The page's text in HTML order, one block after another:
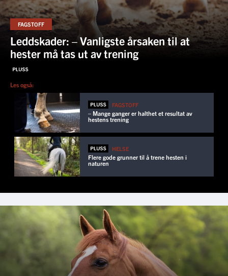
FAGSTOFF
Leddskader: – Vanligste årsaken til at
hester må tas ut av trening
Les også:
FAGSTOFF
– Mange ganger er halthet et resultat av
hestens trening
HELSE
Flere gode grunner til å trene hesten i
naturen